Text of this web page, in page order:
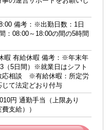
備考：※出勤日数：1日
：08:00～18:00の間の5時間
暇 有給休暇 備考：※年末年
（5日間）※就業日はシフト
応相談 ※有給休暇：所定労
て法定どおり付与
円 通勤手当（上限あり
支給））